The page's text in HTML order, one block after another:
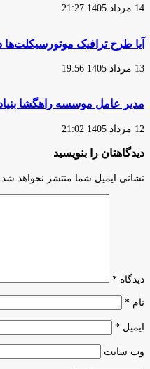
14 مرداد 1405 21:27
آیا طرح ترافیک
13 مرداد 1405 19:56
مدیر عامل موسسه راهگشا
12 مرداد 1405 21:02
دیدگاهتان را بنویسید
نشانی ایمیل شما منتشر نخواهد شد.
دیدگاه *
نام *
ایمیل *
وب‌ سایت